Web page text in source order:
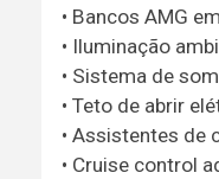
• Bancos AMG
• Iluminação
• Sistema de
• Teto de abrir
• Assistentes de
• Cruise control